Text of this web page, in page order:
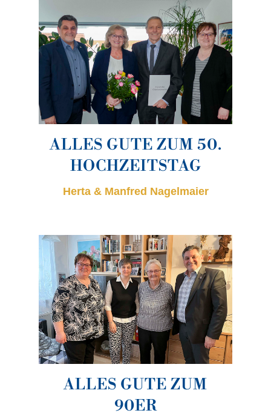
ALLES GUTE ZUM 50.
HOCHZEITSTAG
Herta & Manfred Nagelmaier
ALLES GUTE ZUM
90ER